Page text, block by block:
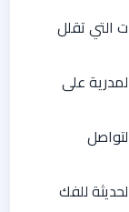
التي تقلل
على
للفك